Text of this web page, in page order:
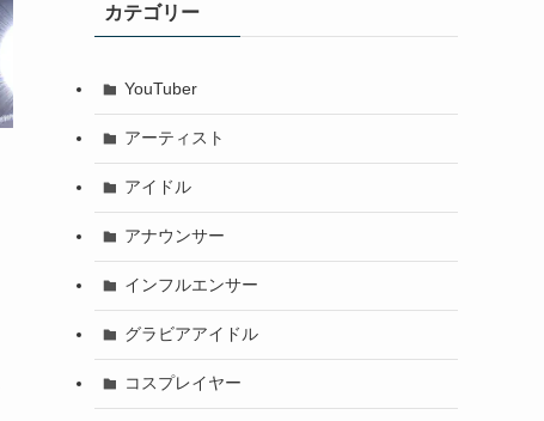
カテゴリー
YouTuber
アーティスト
アイドル
アナウンサー
インフルエンサー
グラビアアイドル
コスプレイヤー